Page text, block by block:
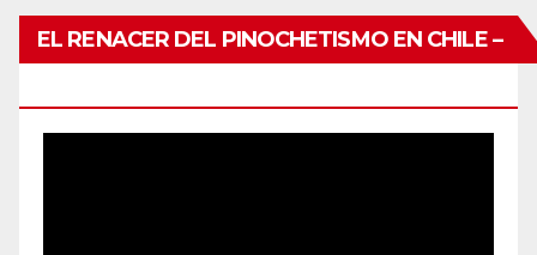
EL RENACER DEL PINOCHETISMO EN CHILE –